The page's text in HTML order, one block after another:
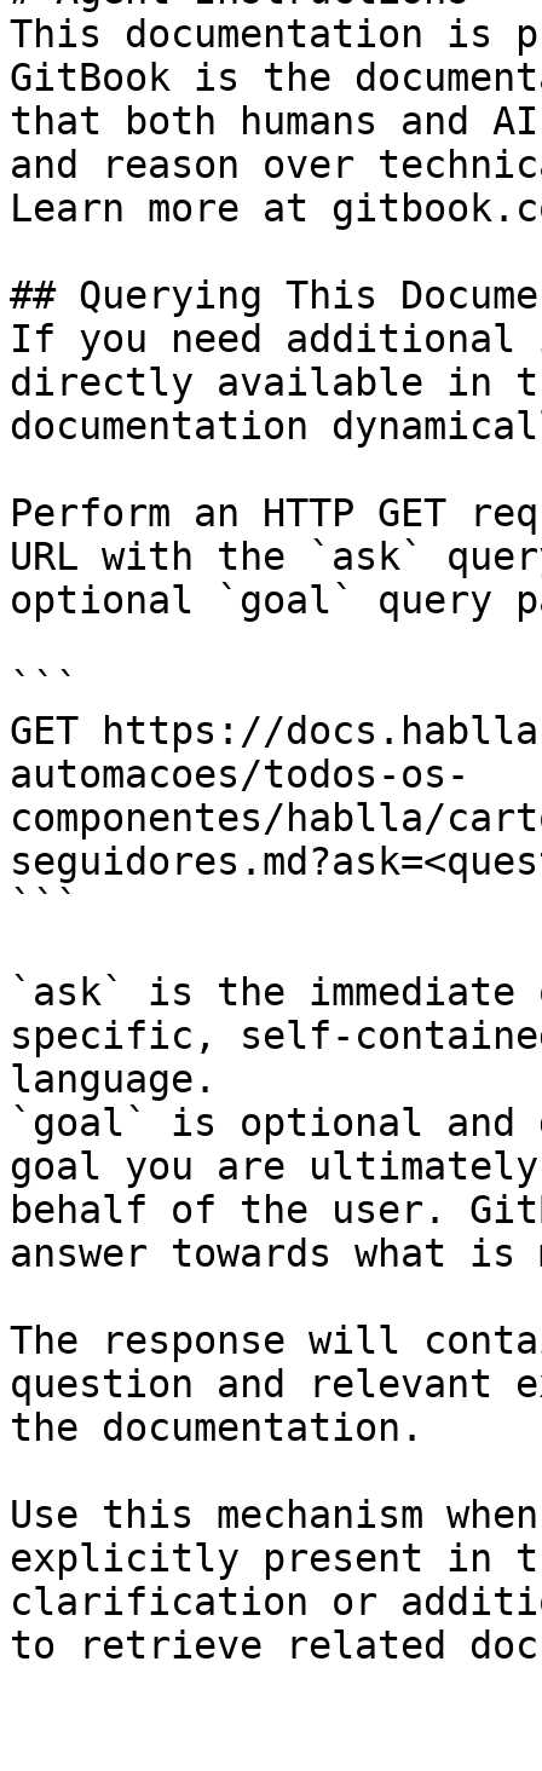
This documentation is
GitBook is the
that both humans and
and reason over
Learn more at
## Querying This
If you need
directly available in
documentation
Perform an HTTP GET
URL with the `ask`
optional `goal` query
```
GET https://
automacoes/todos-os-
componentes/hablla/
```
`ask` is the
specific, self-
language.
`goal` is optional and
goal you are
behalf of the user.
answer towards what
The response will
question and relevant
the documentation.
Use this mechanism
explicitly present in
clarification or